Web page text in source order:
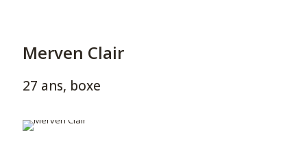
Merven Clair
27 ans, boxe